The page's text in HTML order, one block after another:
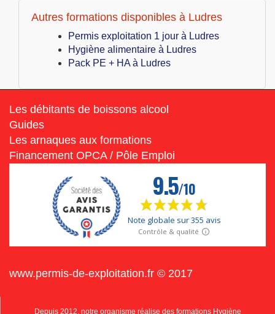
Autres formations disponibles à Ludres
Permis exploitation 1 jour à Ludres
Hygiène alimentaire à Ludres
Pack PE + HA à Ludres
Les débitants de boissons alcool
Guides
Les arnaques aux formations
Financement OPCA / Pôle Emploi
www.permis-de-exploitation.fr © 2017
Depuis 2012, notre organisme réalise des formations Hygiène